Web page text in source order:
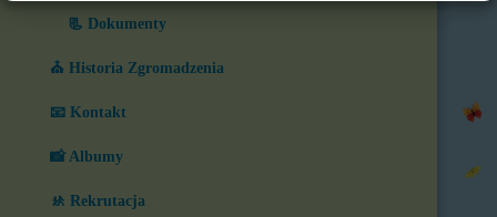
📃 Dokumenty
⛪ Historia Zgromadzenia
📧 Kontakt
📸 Albumy
🚸 Rekrutacja